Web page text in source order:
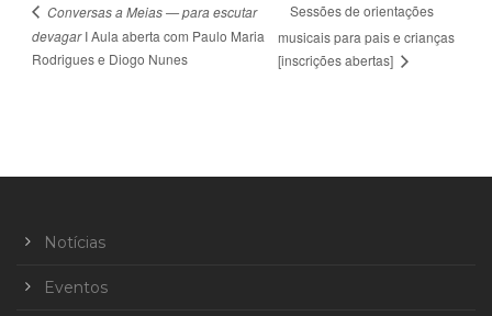
Conversas a Meias — para escutar
devagarI Aula aberta com Paulo Maria
Rodrigues e Diogo Nunes
Sessões de orientações
musicais para pais e crianças
[inscrições abertas]
Notícias
Eventos